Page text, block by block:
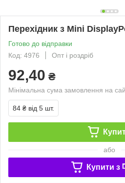
Перехідник з Mini
Готово до відправки
Код: 4976
Опт і роздріб
92,40 ₴
Мінімальна сума замовлення на
84 ₴ від 5 шт.
або
Купити з